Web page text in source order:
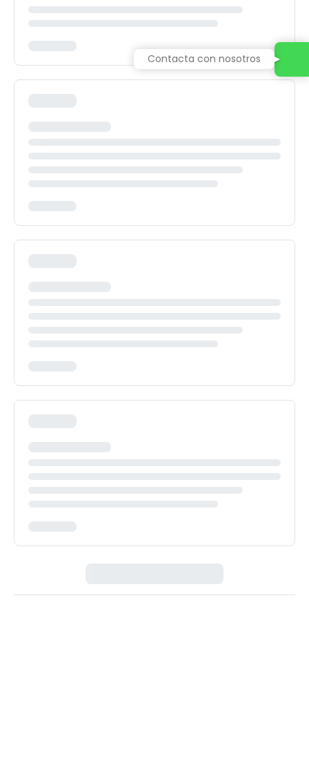
Contacta con nosotros